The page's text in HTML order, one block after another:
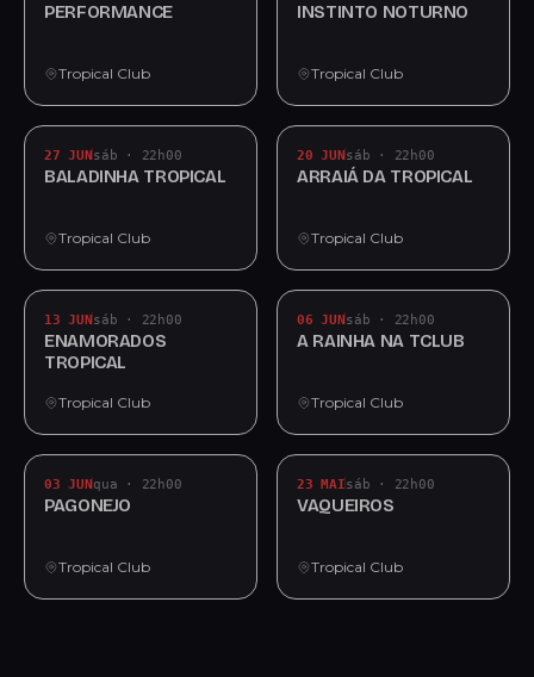
PERFORMANCE
Tropical Club
INSTINTO NOTURNO
Tropical Club
27 JUNsáb · 22h00
BALADINHA TROPICAL
Tropical Club
20 JUNsáb · 22h00
ARRAIÁ DA TROPICAL
Tropical Club
13 JUNsáb · 22h00
ENAMORADOS
TROPICAL
Tropical Club
06 JUNsáb · 22h00
A RAINHA NA TCLUB
Tropical Club
03 JUNqua · 22h00
PAGONEJO
Tropical Club
23 MAIsáb · 22h00
VAQUEIROS
Tropical Club